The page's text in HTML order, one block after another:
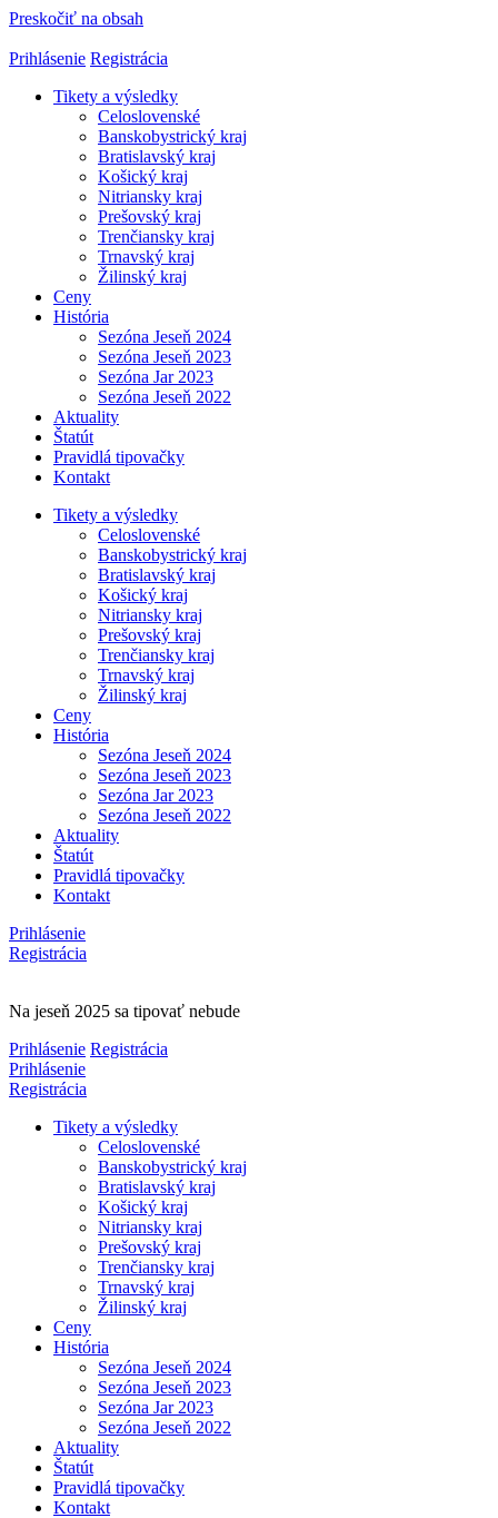
Preskočiť na obsah
Prihlásenie Registrácia
Tikety a výsledky
Celoslovenské
Banskobystrický kraj
Bratislavský kraj
Košický kraj
Nitriansky kraj
Prešovský kraj
Trenčiansky kraj
Trnavský kraj
Žilinský kraj
Ceny
História
Sezóna Jeseň 2024
Sezóna Jeseň 2023
Sezóna Jar 2023
Sezóna Jeseň 2022
Aktuality
Štatút
Pravidlá tipovačky
Kontakt
Tikety a výsledky
Celoslovenské
Banskobystrický kraj
Bratislavský kraj
Košický kraj
Nitriansky kraj
Prešovský kraj
Trenčiansky kraj
Trnavský kraj
Žilinský kraj
Ceny
História
Sezóna Jeseň 2024
Sezóna Jeseň 2023
Sezóna Jar 2023
Sezóna Jeseň 2022
Aktuality
Štatút
Pravidlá tipovačky
Kontakt
Prihlásenie
Registrácia
Na jeseň 2025 sa tipovať nebude
Prihlásenie Registrácia
Prihlásenie
Registrácia
Tikety a výsledky
Celoslovenské
Banskobystrický kraj
Bratislavský kraj
Košický kraj
Nitriansky kraj
Prešovský kraj
Trenčiansky kraj
Trnavský kraj
Žilinský kraj
Ceny
História
Sezóna Jeseň 2024
Sezóna Jeseň 2023
Sezóna Jar 2023
Sezóna Jeseň 2022
Aktuality
Štatút
Pravidlá tipovačky
Kontakt